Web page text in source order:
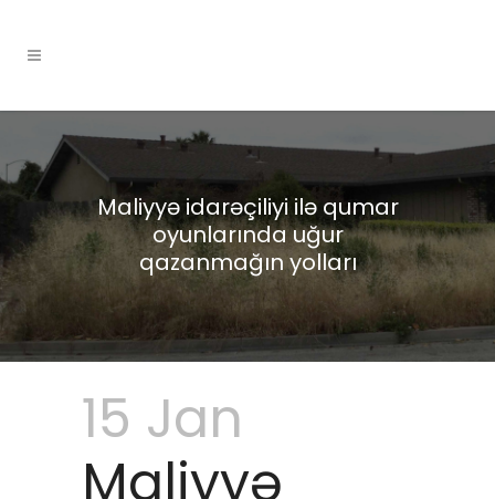
Maliyyə idarəçiliyi ilə qumar
oyunlarında uğur
qazanmağın yolları
15 Jan
Maliyyə